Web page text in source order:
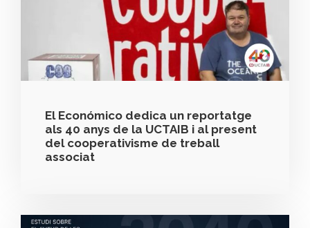
El Económico dedica un reportatge
als 40 anys de la UCTAIB i al present
del cooperativisme de treball
associat